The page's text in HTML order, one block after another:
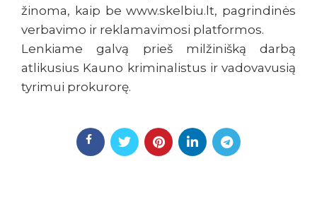
žinoma, kaip be www.skelbiu.lt, pagrindinės
verbavimo ir reklamavimosi platformos.
Lenkiame galvą prieš milžinišką darbą
atlikusius Kauno kriminalistus ir vadovavusią
tyrimui prokurorę.